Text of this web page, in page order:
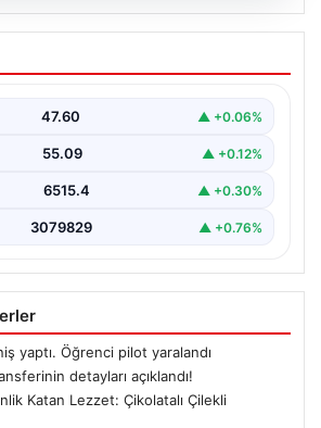
transferinin detayları
47.60 ▲ +0.06%
55.09 ▲ +0.12%
6515.4 ▲ +0.30%
3079829 ▲ +0.76%
yaptı. Öğrenci pilot yaralandı
detayları açıklandı!
Katan Lezzet: Çikolatalı Çilekli